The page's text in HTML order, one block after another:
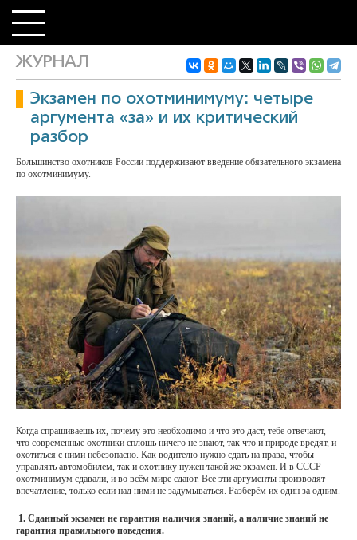
ЖУРНАЛ
Экзамен по охотминимуму: четыре
аргумента «за» и их критический
разбор
Большинство охотников России поддерживают введение обязательного экзамена
по охотминимуму.
Когда спрашиваешь их, почему это необходимо и что это даст, тебе отвечают,
что современные охотники сплошь ничего не знают, так что и природе вредят, и
охотиться с ними небезопасно. Как водителю нужно сдать на права, чтобы
управлять автомобилем, так и охотнику нужен такой же экзамен. И в СССР
охотминимум сдавали, и во всём мире сдают. Все эти аргументы производят
впечатление, только если над ними не задумываться. Разберём их один за одним.
1. Сданный экзамен не гарантия наличия знаний, а наличие знаний не
гарантия правильного поведения.